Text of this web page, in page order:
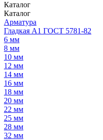
Каталог
Каталог
Арматура
Гладкая А1 ГОСТ 5781-82
6 мм
8 мм
10 мм
12 мм
14 мм
16 мм
18 мм
20 мм
22 мм
25 мм
28 мм
32 мм